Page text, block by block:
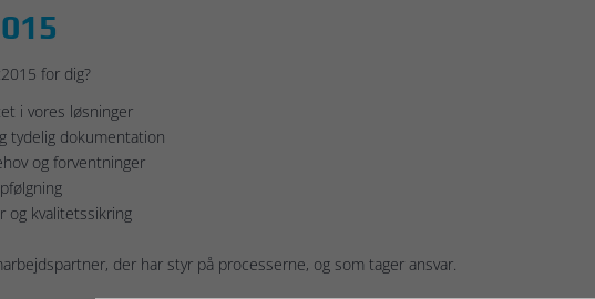
for dig?
i vores løsninger
tydelig dokumentation
og forventninger
og kvalitetssikring
der har styr på processerne, og som tager ansvar.